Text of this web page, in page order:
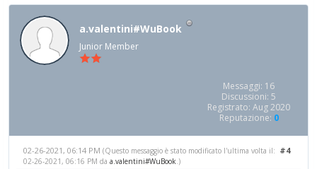
a.valentini#WuBook
Junior Member
Messaggi: 16
Discussioni: 5
Registrato: Aug 2020
Reputazione: 0
#4
02-26-2021, 06:14 PM (Questo messaggio è stato modificato l'ultima volta il:
02-26-2021, 06:16 PM da a.valentini#WuBook .)